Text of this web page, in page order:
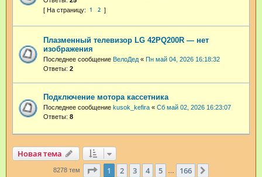
1 2
Плазменный телевизор LG 42PQ200R — нет
изображения
Последнее сообщение ВелоДед « Пн май 04, 2026 16:18:32
Ответы: 2
Подключение мотора кассетника
Последнее сообщение kusok_kefira « Сб май 02, 2026 16:23:07
Ответы: 8
Новая тема
8278 тем Страница из 166
1 2 3 4 5 166